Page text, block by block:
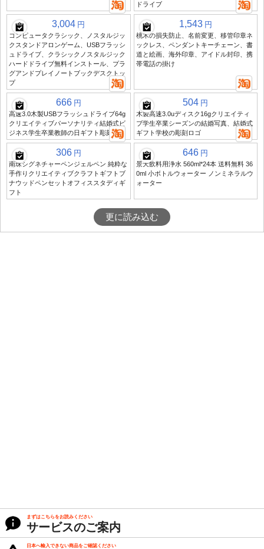
ドライブ
3,004 円
コンピュータクラシック、ノスタルジッ
クスタンドアロンゲーム、USBフラッシ
ュドライブ、クラシックノスタルジック
ハードドライブ無料インストール、プラ
グアンドプレイノートブックデスクトッ
プ
1,543 円
桃木の損失防止、名前変更、移管印章ネ
ックレス、ペンダントキーチェーン、書
道と絵画、海外印章、アイドル封印、携
帯電話の掛け
666 円
高速3.0木製USBフラッシュドライブ64g
クリエイティブパーソナリティ結婚式ビ
ジネス学生卒業教師の日ギフト彫刻
504 円
木製高速3.0uディスク16gクリエイティ
ブ学生卒業シーズンの結婚写真、結婚式
ギフト学校の彫刻ロゴ
306 円
南珠シグネチャーペンジェルペン 純粋な
手作りクリエイティブクラフトギフトブ
ナウッドペンセットオフィススタディギ
フト
646 円
景天飲料用浄水 560ml*24本 送料無料 36
0ml 小ボトルウォーター ノンミネラルウ
ォーター
更に読み込む
まずはこちらをお読みください
サービスのご案内
日本へ輸入できない商品をご確認ください